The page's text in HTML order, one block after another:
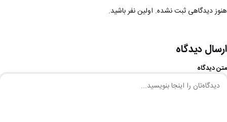
هنوز دیدگاهی ثبت نشده. اولین نفر باشید.
ارسال دیدگاه
متن دیدگاه